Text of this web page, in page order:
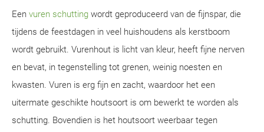
Een vuren schutting wordt geproduceerd van de fijnspar, die
tijdens de feestdagen in veel huishoudens als kerstboom
wordt gebruikt. Vurenhout is licht van kleur, heeft fijne nerven
en bevat, in tegenstelling tot grenen, weinig noesten en
kwasten. Vuren is erg fijn en zacht, waardoor het een
uitermate geschikte houtsoort is om bewerkt te worden als
schutting. Bovendien is het houtsoort weerbaar tegen